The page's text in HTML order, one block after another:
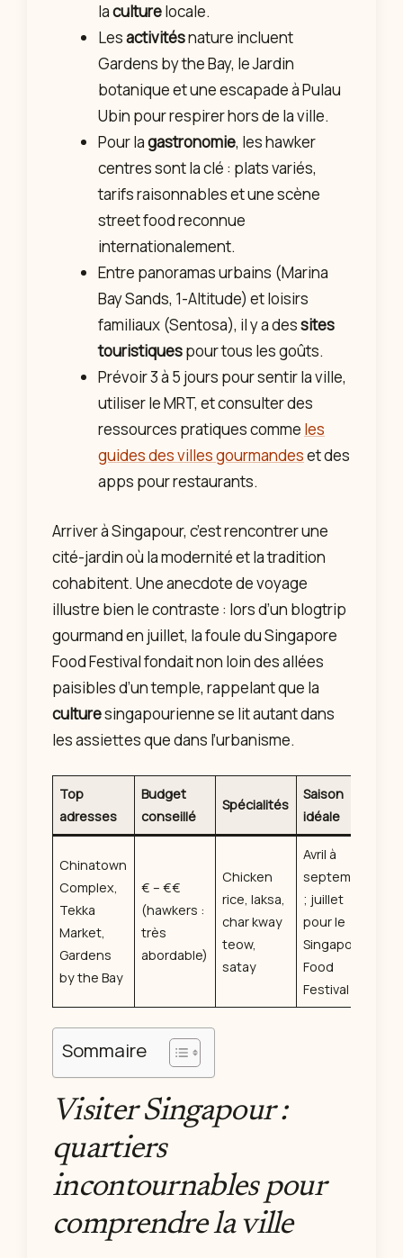
laculturelocale.
Lesactivitésnature incluent
Gardens by the Bay, le Jardin
botanique et une escapade à Pulau
Ubin pour respirer hors de la ville.
Pour lagastronomie, les hawker
centres sont la clé : plats variés,
tarifs raisonnables et une scène
street food reconnue
internationalement.
Entre panoramas urbains (Marina
Bay Sands, 1-Altitude) et loisirs
familiaux (Sentosa), il y a dessites
touristiquespour tous les goûts.
Prévoir 3 à 5 jours pour sentir la ville,
utiliser le MRT, et consulter des
ressources pratiques comme les
guides des villes gourmandeset des
apps pour restaurants.
Arriver à Singapour, c’est rencontrer une
cité-jardin où la modernité et la tradition
cohabitent. Une anecdote de voyage
illustre bien le contraste : lors d’un blogtrip
gourmand en juillet, la foule du Singapore
Food Festival fondait non loin des allées
paisibles d’un temple, rappelant que la
culturesingapourienne se lit autant dans
les assiettes que dans l’urbanisme.
Top
adresses
Budget
conseillé
Spécialités
Saison
idéale
Chinatown
Complex,
Tekka
Market,
Gardens
by the Bay
€ – €€
(hawkers :
très
abordable)
Chicken
rice, laksa,
char kway
teow,
satay
Avril à
septembre
; juillet
pour le
Singapore
Food
Festival
Sommaire
Visiter Singapour :
quartiers
incontournables pour
comprendre la ville